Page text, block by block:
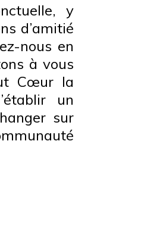
y
d’amitié
nous en
à vous
Cœur la
un
sur